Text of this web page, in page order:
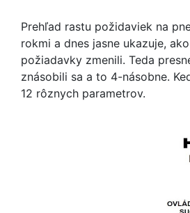
Prehľad rastu požidaviek na
rokmi a dnes jasne ukazuje,
požiadavky zmenili. Teda
znásobili sa a to 4-násobne.
12 rôznych parametrov.